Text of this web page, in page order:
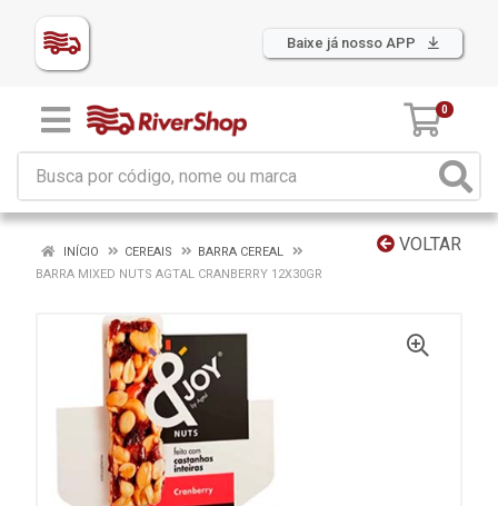
Baixe já nosso APP
0
VOLTAR
INÍCIO CEREAIS
BARRA CEREAL
BARRA MIXED NUTS AGTAL CRANBERRY 12X30GR